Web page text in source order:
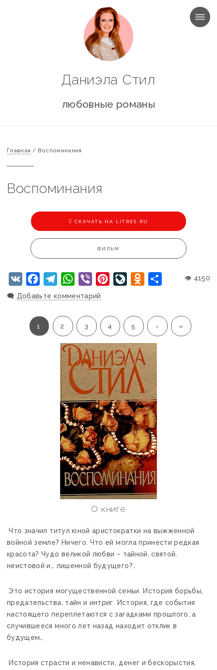
МЕНЮ
Даниэла Стил
любовные романы
Главная / Воспоминания
Воспоминания
CКАЧАТЬ НА LITRES.RU
ФИЛЬМ
VK FacebookTelegramWhatsApp
Viber PinterestLiveJournalOdnoklassniki
Отправить
👁 4150
🗨️ Добавьте комментарий
1 2 3 4 5 › »
О книге
Что значил титул юной аристократки на выжженной
войной земле? Ничего. Что ей могла принести редкая
красота? Чудо великой любви – тайной, святой,
неистовой и… лишенной будущего?..
Это история могущественной семьи. История борьбы,
предательства, тайн и интриг. История, где события
настоящего переплетаются с загадками прошлого, а
случившееся много лет назад находит отклик в
будущем…
История страсти и ненависти, денег и бескорыстия,